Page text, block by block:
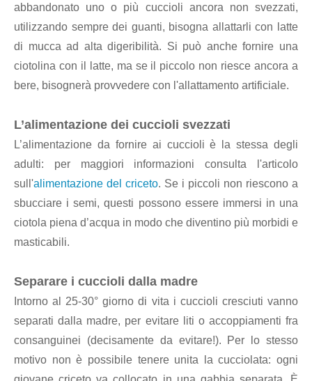
abbandonato uno o più cuccioli ancora non svezzati,
utilizzando sempre dei guanti, bisogna allattarli con latte
di mucca ad alta digeribilità. Si può anche fornire una
ciotolina con il latte, ma se il piccolo non riesce ancora a
bere, bisognerà provvedere con l'allattamento artificiale.
L’alimentazione dei cuccioli svezzati
L’alimentazione da fornire ai cuccioli è la stessa degli
adulti: per maggiori informazioni consulta l'articolo
sull'alimentazione del criceto. Se i piccoli non riescono a
sbucciare i semi, questi possono essere immersi in una
ciotola piena d’acqua in modo che diventino più morbidi e
masticabili.
Separare i cuccioli dalla madre
Intorno al 25-30° giorno di vita i cuccioli cresciuti vanno
separati dalla madre, per evitare liti o accoppiamenti fra
consanguinei (decisamente da evitare!). Per lo stesso
motivo non è possibile tenere unita la cucciolata: ogni